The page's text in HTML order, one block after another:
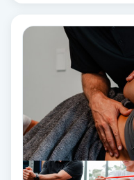
Fibromassage
Fotsvamp
Fotvård